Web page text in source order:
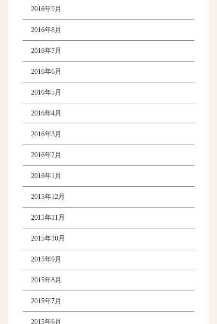
2016年9月
2016年8月
2016年7月
2016年6月
2016年5月
2016年4月
2016年3月
2016年2月
2016年1月
2015年12月
2015年11月
2015年10月
2015年9月
2015年8月
2015年7月
2015年6月